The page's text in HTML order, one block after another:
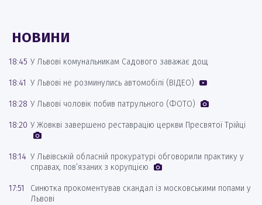
НОВИНИ
18:45 У Львові комунальникам Садового заважає дощ
18:41 У Львові не розминулись автомобілі (ВІДЕО)
18:28 У Львові чоловік побив патрульного (ФОТО)
18:20 У Жовкві завершено реставрацію церкви Пресвятої Трійці
18:14 У Львівській обласній прокуратурі обговорили практику у
справах, пов’язаних з корупцією
17:51
Синютка прокоментував скандал із московськими попами у
Львові